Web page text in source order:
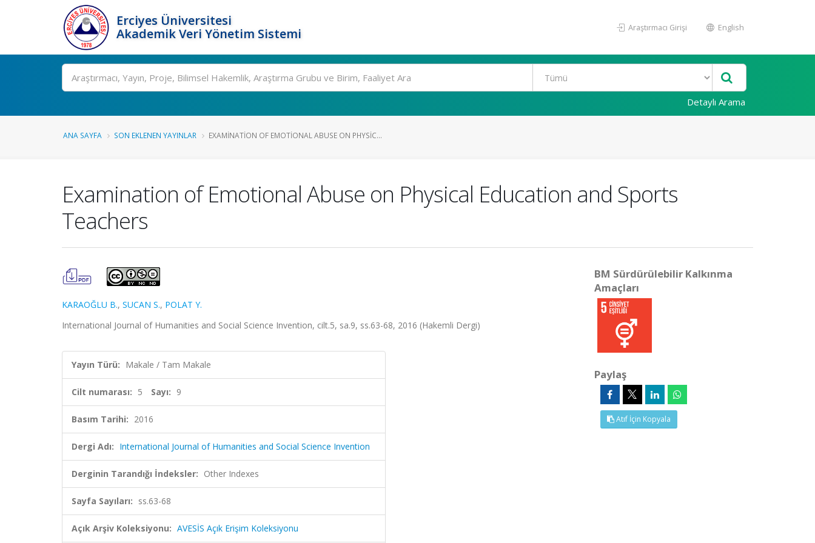
Erciyes Üniversitesi
Akademik Veri Yönetim Sistemi
Araştırmacı Girişi English
Ara
Detaylı Arama
ANA SAYFA SON EKLENEN YAYINLAR EXAMINATION OF EMOTIONAL ABUSE ON PHYSIC...
Examination of Emotional Abuse on Physical Education and Sports
Teachers
KARAOĞLU B., SUCAN S., POLAT Y.
International Journal of Humanities and Social Science Invention, cilt.5, sa.9, ss.63-68, 2016 (Hakemli Dergi)
Yayın Türü: Makale / Tam Makale
Cilt numarası: 5 Sayı: 9
Basım Tarihi: 2016
Dergi Adı: International Journal of Humanities and Social Science Invention
Derginin Tarandığı İndeksler: Other Indexes
Sayfa Sayıları: ss.63-68
Açık Arşiv Koleksiyonu: AVESİS Açık Erişim Koleksiyonu
BM Sürdürülebilir Kalkınma
Amaçları
Paylaş
Atıf İçin Kopyala